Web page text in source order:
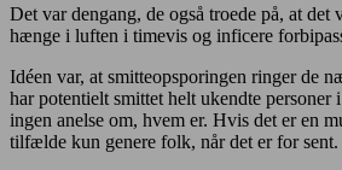
Det var dengang, de også troede på, at
hænge i luften i timevis og inficere
Idéen var, at smitteopsporingen ringer de
har potentielt smittet helt ukendte personer
ingen anelse om, hvem er. Hvis det er en
tilfælde kun genere folk, når det er for sent.